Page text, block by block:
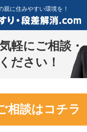
人情報は、ご本人の
利用しません。
しないよう対策を講
意を得ずに第三者に
の求めに応じ情報を開
個人情報が事実と異な
応じます。
取り扱いに関する苦情
対処します。
親に住みやすい環境を！
軽にご相談・
ださい！
相談はコチラ